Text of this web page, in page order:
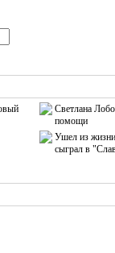
Светлана
помощи
Ушел из жизни
сыграл в